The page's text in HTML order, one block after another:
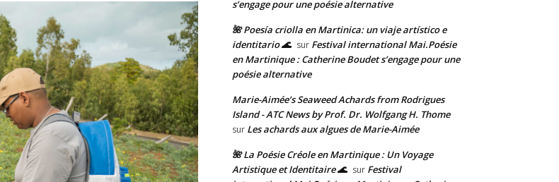
s’engage pour une poésie alternative
🌺 Poesía criolla en Martinica: un viaje artístico e
identitario 🌊 sur Festival international Mai.Poésie
en Martinique : Catherine Boudet s’engage pour une
poésie alternative
Marie-Aimée’s Seaweed Achards from Rodrigues
Island - ATC News by Prof. Dr. Wolfgang H. Thome
sur Les achards aux algues de Marie-Aimée
🌺 La Poésie Créole en Martinique : Un Voyage
Artistique et Identitaire 🌊 sur Festival